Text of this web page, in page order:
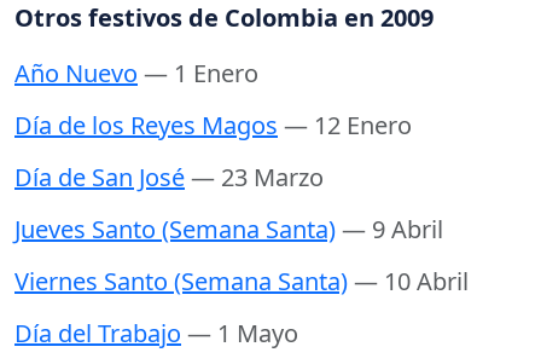
Otros festivos de Colombia en 2009
Año Nuevo — 1 Enero
Día de los Reyes Magos — 12 Enero
Día de San José— 23 Marzo
Jueves Santo (Semana Santa)— 9 Abril
Viernes Santo (Semana Santa)— 10 Abril
Día del Trabajo — 1 Mayo